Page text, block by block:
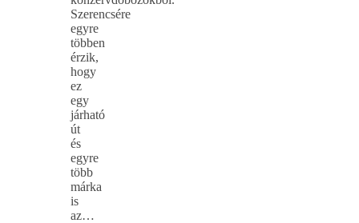
Szerencsére
egyre
többen
érzik,
hogy
ez
egy
járható
út
és
egyre
több
márka
is
az…